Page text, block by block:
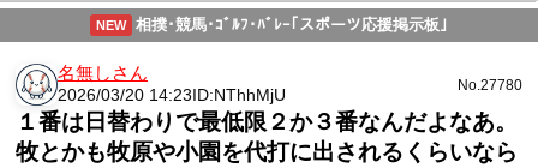
NEW 相撲･競馬･ｺﾞﾙﾌ･ﾊﾞﾚｰ｢スポーツ応援掲示板｣
名無しさん
2026/03/20 14:23 ID:NThhMjU
No.27780
１番は日替わりで最低限２か３番なんだよなあ。
牧とかも牧原や小園を代打に出されるくらいなら